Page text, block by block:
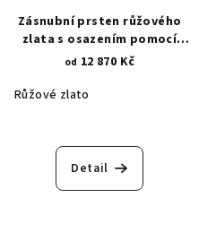
Zásnubní prsten růžového
zlata s osazením pomocí
drážky radiant zirkonem 4
od 12 870 Kč
Růžové zlato
Detail